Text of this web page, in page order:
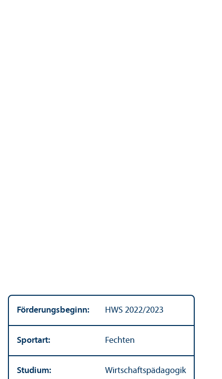
Förderungs­beginn: HWS 2022/2023
Sportart: Fechten
Studium: Wirtschafts­pädagogik